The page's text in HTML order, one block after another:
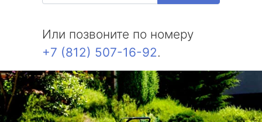
Или позвоните по номеру
+7 (812) 507-16-92.